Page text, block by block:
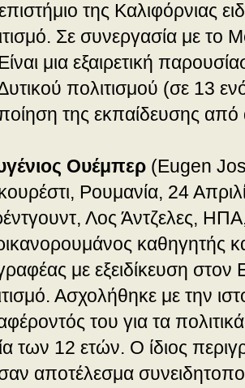
της Καλιφόρνιας
Σε συνεργασία με το
μια εξαιρετική
πολιτισμού (σε 13
της εκπαίδευσης
Ουέμπερ (Eugen
Ρουμανία, 24
Λος Άντζελες,
καθηγητής
με εξειδίκευση στον
Ασχολήθηκε με την
του για τα
των 12 ετών. Ο ίδιος
αποτέλεσμα